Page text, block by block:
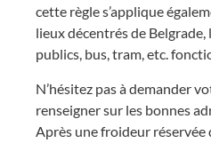
cette règle s’applique
lieux décentrés de
publics, bus, tram, etc.
N’hésitez pas à demander
renseigner sur les bonnes
Après une froideur